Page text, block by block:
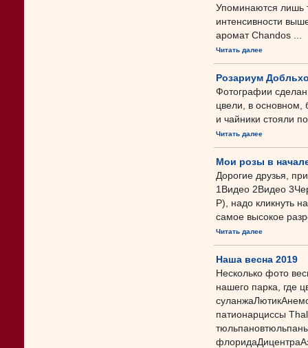
Упоминаются лишь
интенсивности
аромат Chandos ...
Читать далее
Розариум
Фотографии
цвели, в основном,
и чайники стояли
Читать далее
Мои розы в
Дорогие друзья,
1Видео 2Видео
P), надо кликнуть
самое высокое
Читать далее
Наша весна 2019
Несколько фото
нашего парка, где
патионарциссы